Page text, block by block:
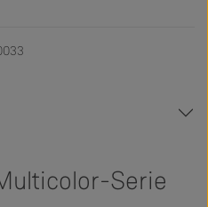
Serie